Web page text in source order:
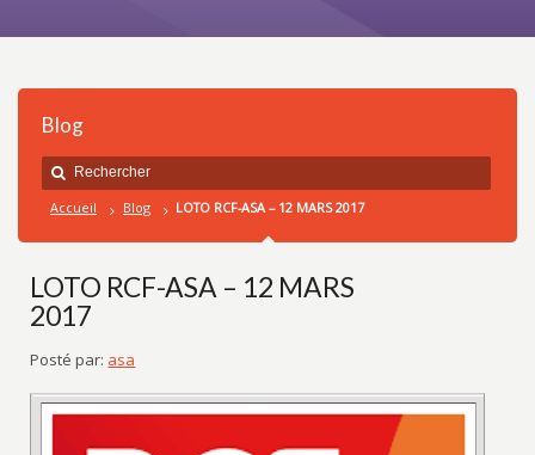
Blog
Accueil Blog LOTO RCF-ASA – 12 MARS 2017
LOTO RCF-ASA – 12 MARS
2017
Posté par: asa